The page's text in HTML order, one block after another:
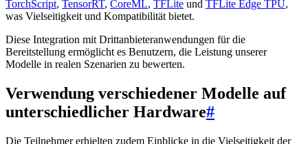
TorchScript, TensorRT, CoreML, TFLite und TFLite Edge TPU,
was Vielseitigkeit und Kompatibilität bietet.
Diese Integration mit Drittanbieteranwendungen für die
Bereitstellung ermöglicht es Benutzern, die Leistung unserer
Modelle in realen Szenarien zu bewerten.
Verwendung verschiedener Modelle auf
unterschiedlicher Hardware#
Die Teilnehmer erhielten zudem Einblicke in die Vielseitigkeit der